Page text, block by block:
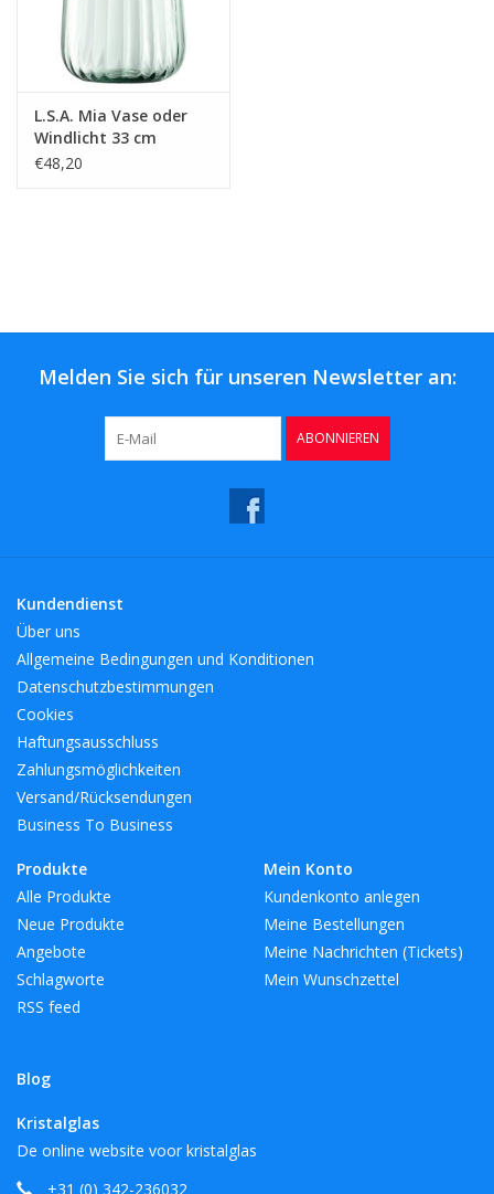
L.S.A. Mia Vase oder
Windlicht 33 cm
€48,20
Melden Sie sich für unseren Newsletter an:
ABONNIEREN
Kundendienst
Über uns
Allgemeine Bedingungen und Konditionen
Datenschutzbestimmungen
Cookies
Haftungsausschluss
Zahlungsmöglichkeiten
Versand/Rücksendungen
Business To Business
Produkte
Alle Produkte
Neue Produkte
Angebote
Schlagworte
RSS feed
Blog
Mein Konto
Kundenkonto anlegen
Meine Bestellungen
Meine Nachrichten (Tickets)
Mein Wunschzettel
Kristalglas
De online website voor kristalglas
+31 (0) 342-236032